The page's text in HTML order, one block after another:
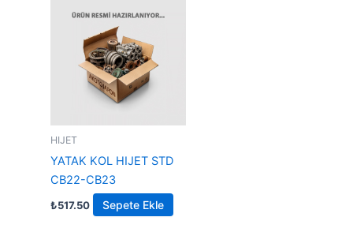
HIJET
YATAK KOL HIJET STD
CB22-CB23
₺517.50 Sepete Ekle